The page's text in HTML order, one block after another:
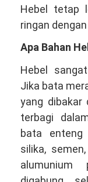
Hebel tetap
ringan
Apa Bahan
Hebel
Jika bata
yang dibakar
terbagi
bata enteng
silika,